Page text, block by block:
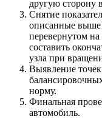
другую сторону
Снятие
описанные выше
перевернутом на
составить
узла при
Выявление
норму.
Финальная
автомобиль.